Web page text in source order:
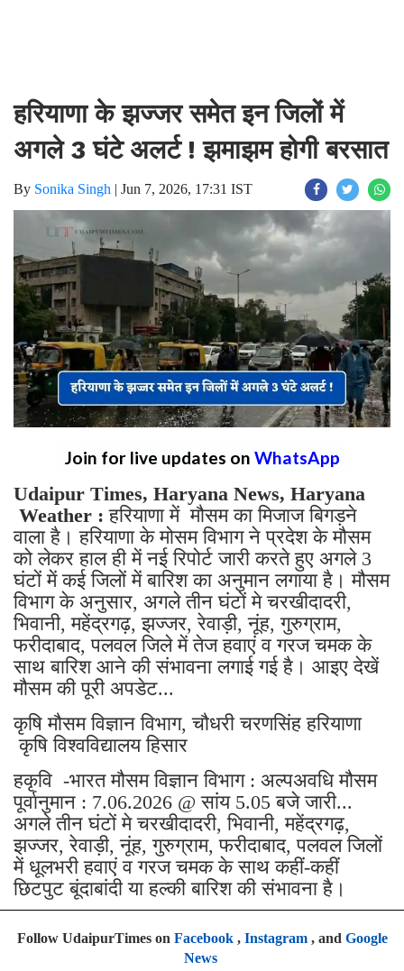
हरियाणा के झज्जर समेत इन जिलों में
अगले 3 घंटे अलर्ट ! झमाझम होगी बरसात
By Sonika Singh | Jun 7, 2026, 17:31 IST
Join for live updates on WhatsApp
Udaipur Times, Haryana News, Haryana
Weather : हरियाणा में मौसम का मिजाज बिगड़ने
वाला है। हरियाणा के मोसम विभाग ने प्रदेश के मौसम
को लेकर हाल ही में नई रिपोर्ट जारी करते हुए अगले 3
घंटों में कई जिलों में बारिश का अनुमान लगाया है। मौसम
विभाग के अनुसार, अगले तीन घंटों मे चरखीदादरी,
भिवानी, महेंद्रगढ़, झज्जर, रेवाड़ी, नूंह, गुरुग्राम,
फरीदाबाद, पलवल जिले में तेज हवाएं व गरज चमक के
साथ बारिश आने की संभावना लगाई गई है। आइए देखें
मौसम की पूरी अपडेट...
कृषि मौसम विज्ञान विभाग, चौधरी चरणसिंह हरियाणा
कृषि विश्वविद्यालय हिसार
हकृवि -भारत मौसम विज्ञान विभाग : अल्पअवधि मौसम
पूर्वानुमान : 7.06.2026 @ सांय 5.05 बजे जारी...
अगले तीन घंटों मे चरखीदादरी, भिवानी, महेंद्रगढ़,
झज्जर, रेवाड़ी, नूंह, गुरुग्राम, फरीदाबाद, पलवल जिलों
में धूलभरी हवाएं व गरज चमक के साथ कहीं-कहीं
छिटपुट बूंदाबांदी या हल्की बारिश की संभावना है।
Follow UdaipurTimes on Facebook, Instagram, and Google
News